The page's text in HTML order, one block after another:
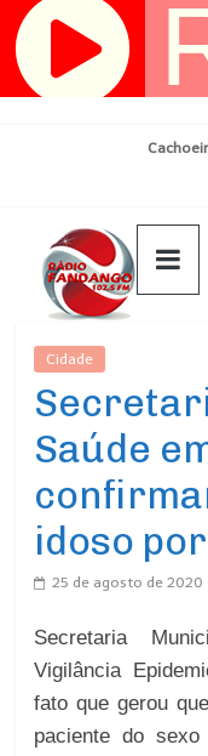
Pular
para
Cidade
Saúde
idoso
25 de agosto de 2020
Secretaria
Vigilância
fato que gerou
paciente do